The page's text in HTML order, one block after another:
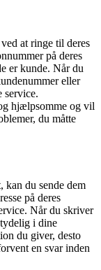
at ringe til deres
på deres
er kunde. Når du
eller
service.
hjælpsomme og vil
du måtte
du sende dem
på deres
Når du skriver
i dine
du giver, desto
en svar inden